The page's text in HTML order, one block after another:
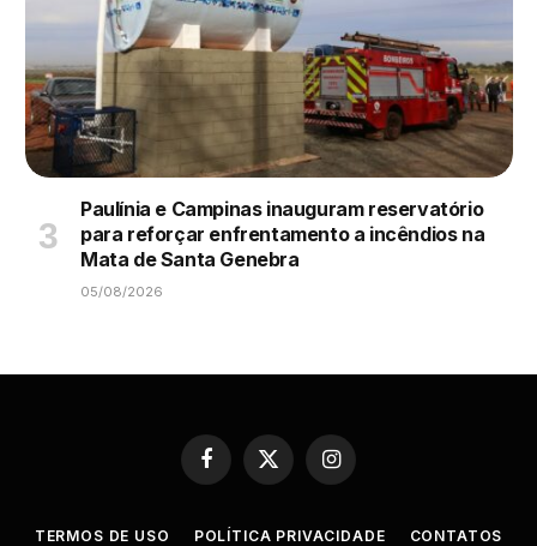
Paulínia e Campinas inauguram reservatório
para reforçar enfrentamento a incêndios na
Mata de Santa Genebra
05/08/2026
Facebook
X
Instagram
TERMOS DE USO POLÍTICA PRIVACIDADE CONTATOS